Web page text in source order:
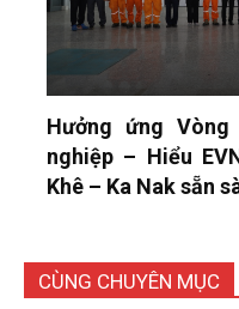
Hưởng ứng
nghiệp – Hiểu
Khê – Ka Nak sẵn
CÙNG CHUYÊN MỤC